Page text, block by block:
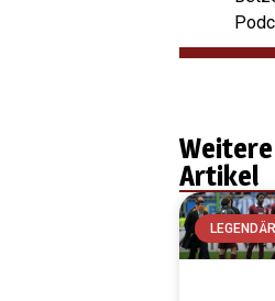
Weitere
Artikel
LEGENDÄR